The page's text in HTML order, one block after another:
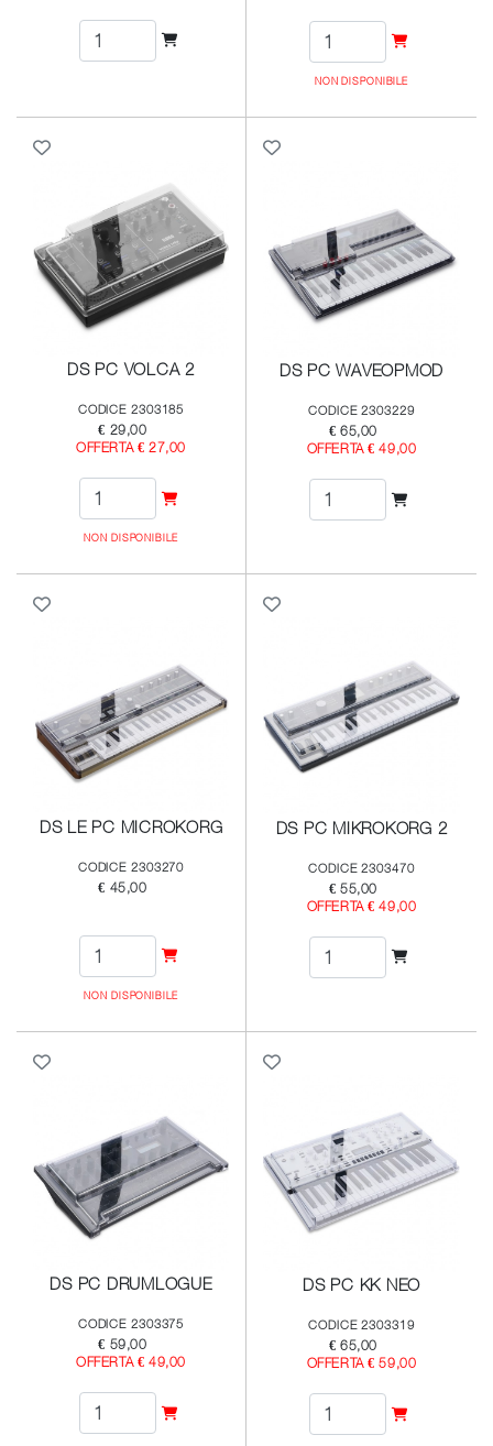
NON DISPONIBILE
DS PC VOLCA 2
CODICE 2303185
€ 29,00
OFFERTA € 27,00
NON DISPONIBILE
DS PC WAVEOPMOD
CODICE 2303229
€ 65,00
OFFERTA € 49,00
DS LE PC MICROKORG
CODICE 2303270
€ 45,00
NON DISPONIBILE
DS PC MIKROKORG 2
CODICE 2303470
€ 55,00
OFFERTA € 49,00
DS PC DRUMLOGUE
CODICE 2303375
€ 59,00
OFFERTA € 49,00
DS PC KK NEO
CODICE 2303319
€ 65,00
OFFERTA € 59,00